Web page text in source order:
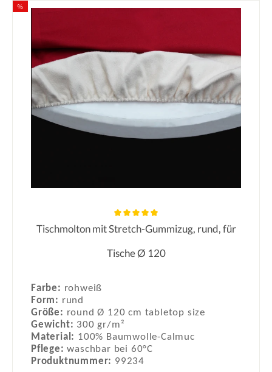
%
Durchschnittliche Bewertung von 5
Tischmolton mit Stretch-Gummizug, rund, für
Tische Ø 120
Farbe: rohweiß
Form: rund
Größe: round Ø 120 cm tabletop size
Gewicht: 300 gr/m²
Material: 100% Baumwolle-Calmuc
Pflege:waschbar bei 60°C
Produktnummer: 99234